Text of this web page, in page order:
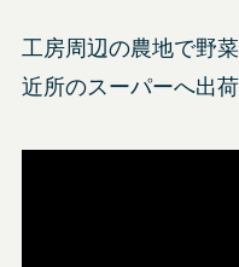
工房周辺の農地で野
近所のスーパーへ出荷